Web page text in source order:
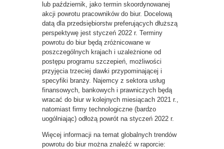
lub październik, jako termin skoordynowanej
akcji powrotu pracowników do biur. Docelową
datą dla przedsiębiorstw preferujących dłuższą
perspektywę jest styczeń 2022 r. Terminy
powrotu do biur będą zróżnicowane w
poszczególnych krajach i uzależnione od
postępu programu szczepień, możliwości
przyjęcia trzeciej dawki przypominającej i
specyfiki branży. Najemcy z sektora usług
finansowych, bankowych i prawniczych będą
wracać do biur w kolejnych miesiącach 2021 r.,
natomiast firmy technologiczne (bardzo
uogólniając) odłożą powrót na styczeń 2022 r.
Więcej informacji na temat globalnych trendów
powrotu do biur można znaleźć w raporcie: